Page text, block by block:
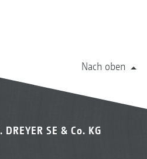
Nach oben
SE & Co. KG